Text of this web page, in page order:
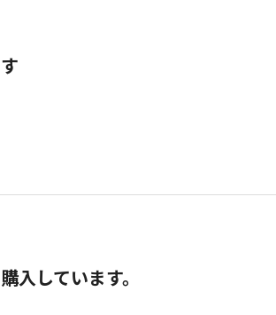
入しています。